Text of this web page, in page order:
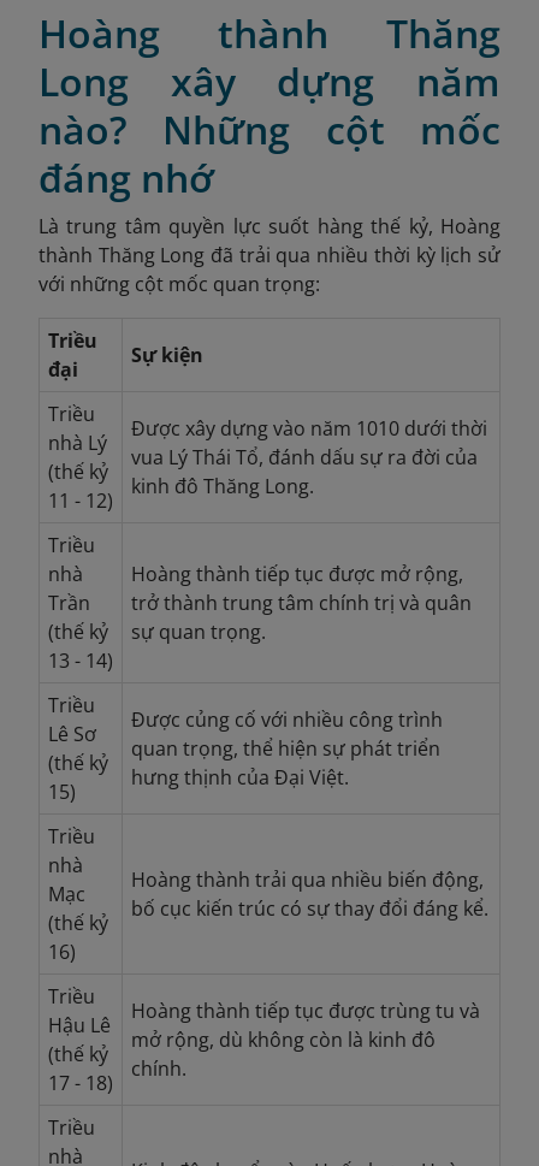
Hoàng thành Thăng
Long xây dựng năm
nào? Những cột mốc
đáng nhớ
Là trung tâm quyền lực suốt hàng thế kỷ, Hoàng
thành Thăng Long đã trải qua nhiều thời kỳ lịch sử
với những cột mốc quan trọng:
Triều
đại
Sự kiện
Triều
nhà Lý
(thế kỷ
11 - 12)
Được xây dựng vào năm 1010 dưới thời
vua Lý Thái Tổ, đánh dấu sự ra đời của
kinh đô Thăng Long.
Triều
nhà
Trần
(thế kỷ
13 - 14)
Hoàng thành tiếp tục được mở rộng,
trở thành trung tâm chính trị và quân
sự quan trọng.
Triều
Lê Sơ
(thế kỷ
15)
Được củng cố với nhiều công trình
quan trọng, thể hiện sự phát triển
hưng thịnh của Đại Việt.
Triều
nhà
Mạc
(thế kỷ
16)
Hoàng thành trải qua nhiều biến động,
bố cục kiến trúc có sự thay đổi đáng kể.
Triều
Hậu Lê
(thế kỷ
17 - 18)
Hoàng thành tiếp tục được trùng tu và
mở rộng, dù không còn là kinh đô
chính.
Triều
nhà